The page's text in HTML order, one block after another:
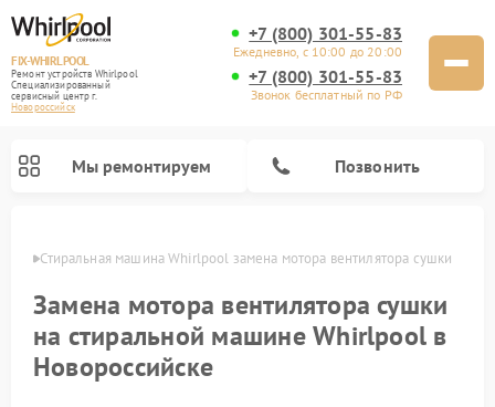
FIX-WHIRLPOOL
Ремонт устройств Whirlpool
Специализированный
cервисный центр г.
Новороссийск
+7 (800) 301-55-83
Ежедневно, с 10:00 до 20:00
+7 (800) 301-55-83
Звонок бесплатный по РФ
Мы ремонтируем Позвонить
Стиральная машина Whirlpool замена мотора вентилятора сушки
Замена мотора вентилятора сушки
на стиральной машине Whirlpool в
Новороссийске